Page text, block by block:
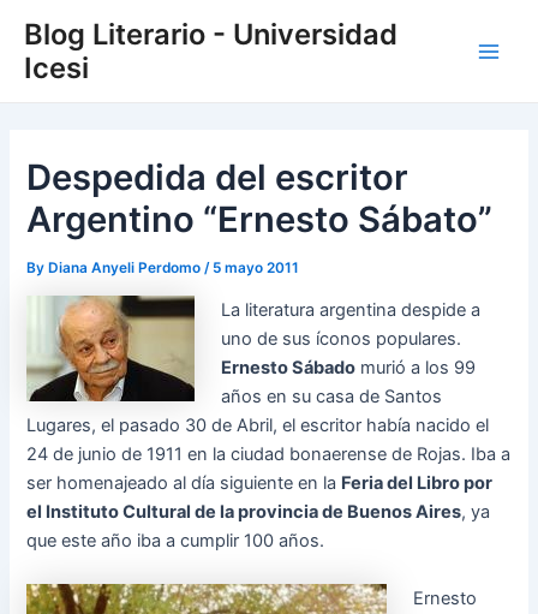
content
Blog Literario - Universidad
Icesi
Despedida del escritor
Argentino “Ernesto Sábato”
By Diana Anyeli Perdomo/ 5 mayo 2011
La literatura argentina despide a
uno de sus íconos populares.
Ernesto Sábado murió a los 99
años en su casa de Santos
Lugares, el pasado 30 de Abril, el escritor había nacido el
24 de junio de 1911 en la ciudad bonaerense de Rojas. Iba a
ser homenajeado al día siguiente en la Feriadel Libro por
el Instituto Cultural de la provincia de Buenos Aires, ya
que este año iba a cumplir 100 años.
Ernesto
navigation